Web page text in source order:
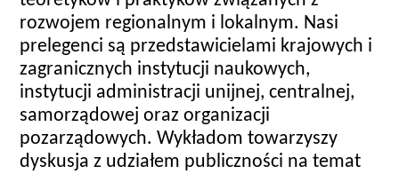
rozwojem regionalnym i lokalnym. Nasi
prelegenci są przedstawicielami krajowych i
zagranicznych instytucji naukowych,
instytucji administracji unijnej, centralnej,
samorządowej oraz organizacji
pozarządowych. Wykładom towarzyszy
dyskusja z udziałem publiczności na temat